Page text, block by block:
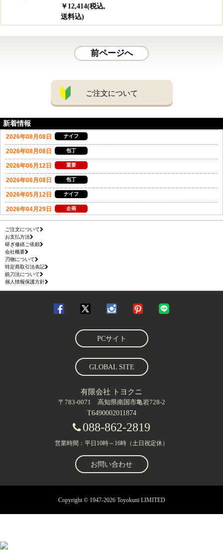
￥12,414(税込,
送料込)
前ページへ
ご注文について
新着情報
ご注文について
お支払方法
研ぎ修繕ご依頼
会社概要
刃物について
特定商取引法表記
銃刀法について
個人情報保護方針
PCサイト
GLOBAL SITE
有限会社 トヨクニ
〒783-0071 高知県南国市亀岩728-2
T6490002011874
088-862-2819
営業時間：平日10時～16時（土日祝定休）
お問い合わせ
Copyright © 1947-2026 Toyokuni LIMITED